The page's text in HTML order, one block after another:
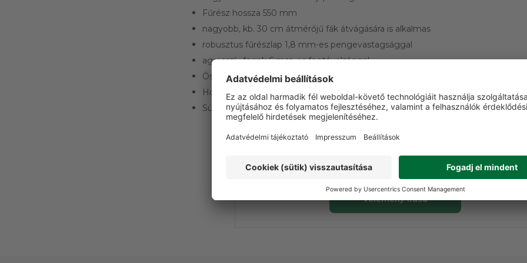
Fűrész hossza 550 mm
nagyobb, kb. 30 cm átmérőjű fák átvágására is alkalmas
robusztus fűrészlap 1,8 mm-es pengevastagsággal
agresszív fogak 6 mm-es fogtávolsággal
Összecsukható mechanizmus biztonsági zárral és rögzítőcsavarral
Hossz 69/125 cm (összecsukva/kihajtva)
Súly 1160 g
VÁSÁRLÓI VÉLEMÉNYEK
Ezt a terméket még senki nem értékelte. Legyen Ön az
Vélemény írása